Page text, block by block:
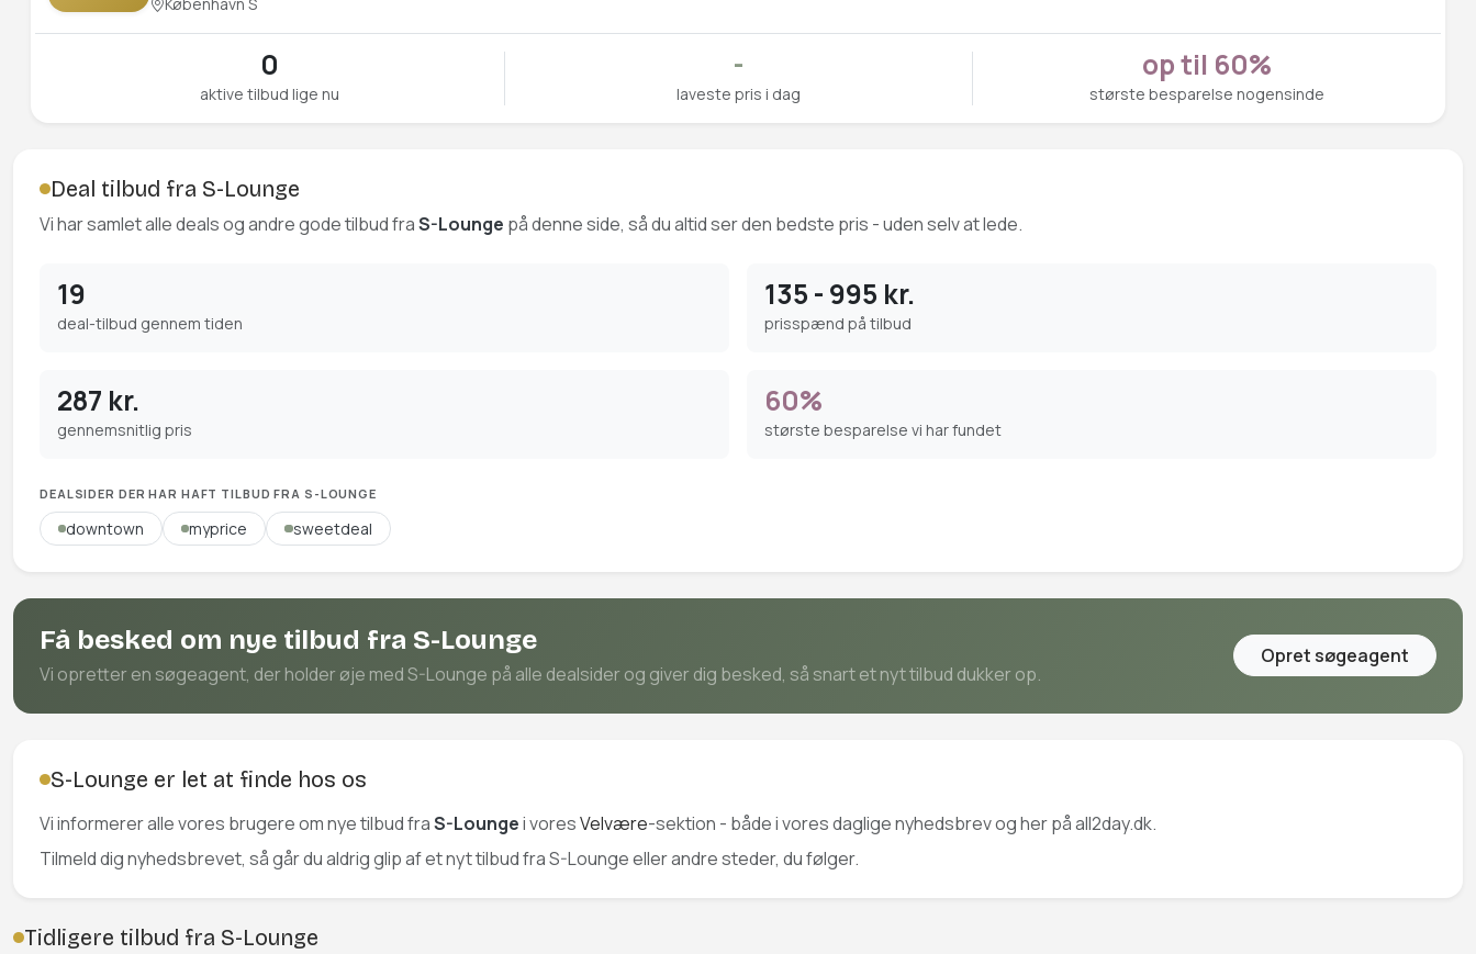
0
aktive tilbud lige nu
-
laveste pris i dag
op til 60%
største besparelse nogensinde
Deal tilbud fra S-Lounge
Vi har samlet alle deals og andre gode tilbud fraS-Lounge på denne side, så du altid ser den bedste pris - uden selv at lede.
19
deal-tilbud gennem tiden
135 - 995 kr.
prisspænd på tilbud
287 kr.
gennemsnitlig pris
60%
største besparelse vi har fundet
DEALSIDER DER HAR HAFT TILBUD FRA S-LOUNGE
downtown myprice sweetdeal
Få besked om nye tilbud fra S-Lounge
Vi opretter en søgeagent, der holder øje med S-Lounge på alle dealsider og giver dig besked, så snart et nyt tilbud dukker op.
Opret søgeagent
S-Lounge er let at finde hos os
Vi informerer alle vores brugere om nye tilbud fraS-Loungei voresVelvære-sektion - både i vores daglige nyhedsbrev og her på all2day.dk.
Tilmeld dig nyhedsbrevet, så går du aldrig glip af et nyt tilbud fra S-Lounge eller andre steder, du følger.
Tidligere tilbud fra S-Lounge